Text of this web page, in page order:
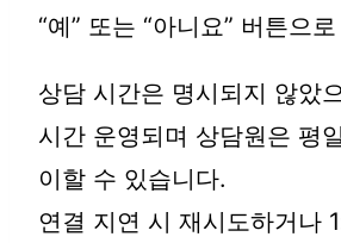
“예” 또는 “아니요” 버튼으
상담 시간은 명시되지 않았
시간 운영되며 상담원은 평
이할 수 있습니다.
연결 지연 시 재시도하거나